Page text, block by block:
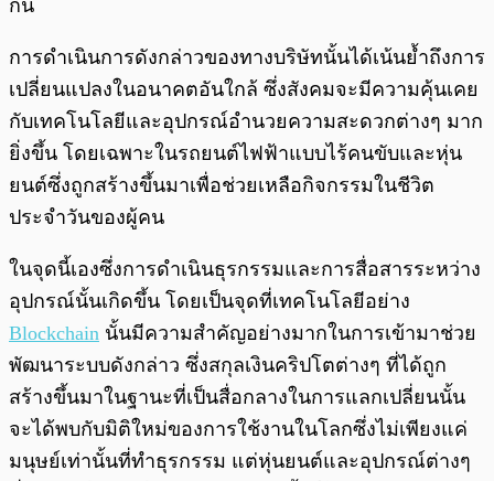
กัน
การดำเนินการดังกล่าวของทางบริษัทนั้นได้เน้นย้ำถึงการ
เปลี่ยนแปลงในอนาคตอันใกล้ ซึ่งสังคมจะมีความคุ้นเคย
กับเทคโนโลยีและอุปกรณ์อำนวยความสะดวกต่างๆ มาก
ยิ่งขึ้น โดยเฉพาะในรถยนต์ไฟฟ้าแบบไร้คนขับและหุ่น
ยนต์ซึ่งถูกสร้างขึ้นมาเพื่อช่วยเหลือกิจกรรมในชีวิต
ประจำวันของผู้คน
ในจุดนี้เองซึ่งการดำเนินธุรกรรมและการสื่อสารระหว่าง
อุปกรณ์นั้นเกิดขึ้น โดยเป็นจุดที่เทคโนโลยีอย่าง
Blockchain นั้นมีความสำคัญอย่างมากในการเข้ามาช่วย
พัฒนาระบบดังกล่าว ซึ่งสกุลเงินคริปโตต่างๆ ที่ได้ถูก
สร้างขึ้นมาในฐานะที่เป็นสื่อกลางในการแลกเปลี่ยนนั้น
จะได้พบกับมิติใหม่ของการใช้งานในโลกซึ่งไม่เพียงแค่
มนุษย์เท่านั้นที่ทำธุรกรรม แต่หุ่นยนต์และอุปกรณ์ต่างๆ